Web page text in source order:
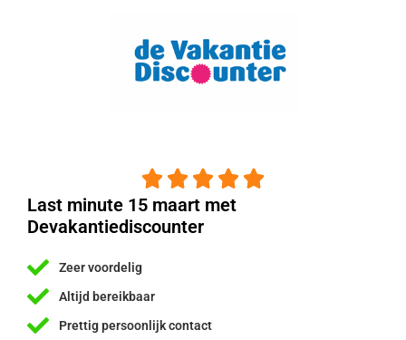
    
Last minute 15 maart met
Devakantiediscounter
Zeer voordelig
Altijd bereikbaar
Prettig persoonlijk contact